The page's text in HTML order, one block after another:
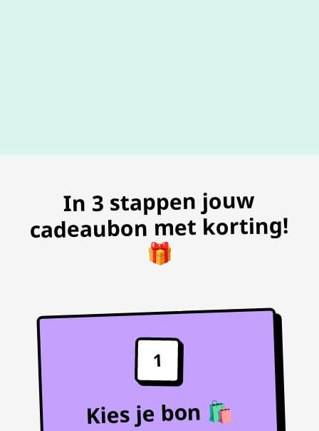
In 3 stappen jouw
cadeaubon met korting!
🎁
1
Kies je bon 🛍️